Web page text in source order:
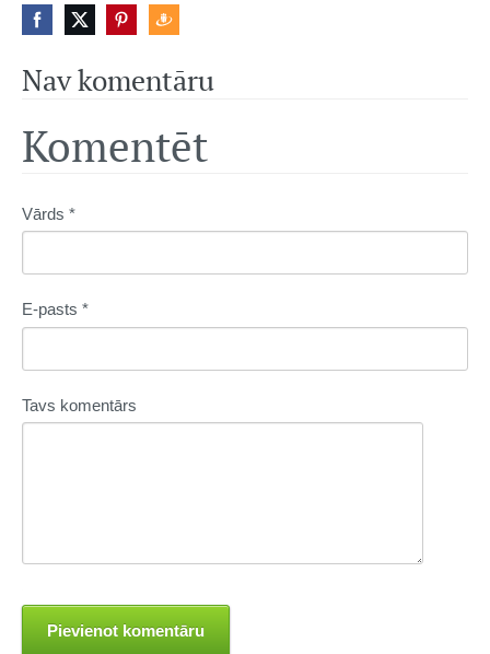
Nav komentāru
Komentēt
Vārds *
E-pasts *
Tavs komentārs